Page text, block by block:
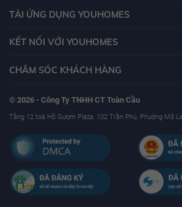
TẢI ỨNG DỤNG YOUHOMES
KẾT NỐI VỚI YOUHOMES
CHĂM SÓC KHÁCH HÀNG
© 2026 - Công Ty TNHH CT Toàn Cầu
Tầng 12 toà Hồ Gươm Plaza, 102 Trần Phú, Phường Mộ